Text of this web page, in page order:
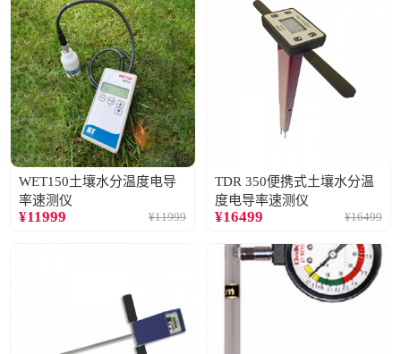
WET150土壤水分温度电导
率速测仪
¥11999 ¥11999
TDR 350便携式土壤水分温
度电导率速测仪
¥16499 ¥16499